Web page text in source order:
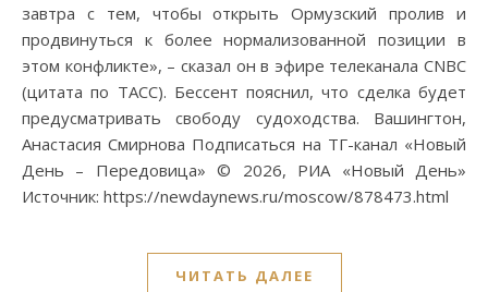
завтра с тем, чтобы открыть Ормузский пролив и
продвинуться к более нормализованной позиции в
этом конфликте», – сказал он в эфире телеканала СNBC
(цитата по ТАСС). Бессент пояснил, что сделка будет
предусматривать свободу судоходства. Вашингтон,
Анастасия Смирнова Подписаться на ТГ-канал «Новый
День – Передовица» © 2026, РИА «Новый День»
Источник: https://newdaynews.ru/moscow/878473.html
ЧИТАТЬ ДАЛЕЕ